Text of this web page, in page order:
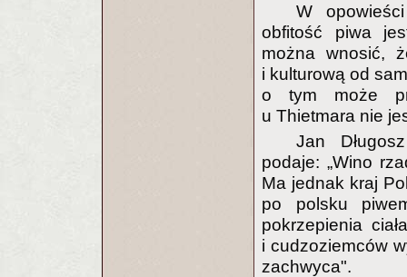
W
obfitość piwa
można wnosić,
i kulturową od
o tym może
u Thietmara nie
Jan
podaje: „Wino
Ma jednak kraj
po polsku
pokrzepienia
i cudzoziemców
zachwyca".